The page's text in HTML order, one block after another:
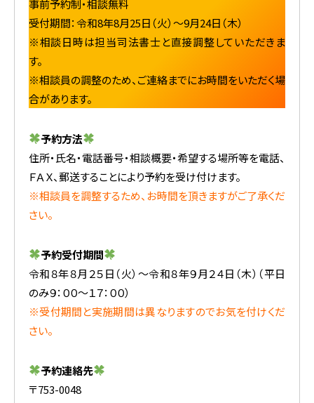
事前予約制・相談無料
受付期間：令和8年8月25日（火）～9月24日（木）
※相談日時は担当司法書士と直接調整していただきま
す。
※相談員の調整のため、ご連絡までにお時間をいただく場
合があります。
予約方法
住所・氏名・電話番号・相談概要・希望する場所等を電話、
ＦＡＸ、郵送することにより予約を受け付けます。
※相談員を調整するため、お時間を頂きますがご了承くだ
さい。
予約受付期間
令和８年８月２５日（火）～令和８年９月２４日（木）（平日
のみ９：００～１７：００）
※受付期間と実施期間は異なりますのでお気を付けくだ
さい。
予約連絡先
〒753-0048